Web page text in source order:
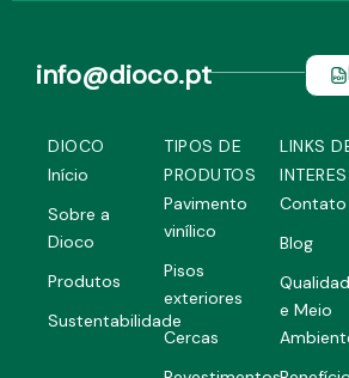
info@dioco.pt
DIOCO
Início
Sobre a
Dioco
Produtos
Sustentabilidade
TIPOS DE
PRODUTOS
Pavimento
vinílico
Pisos
exteriores
Cercas
LINKS
Contato
Blog
e Meio